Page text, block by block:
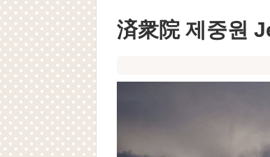
済衆院 제중원